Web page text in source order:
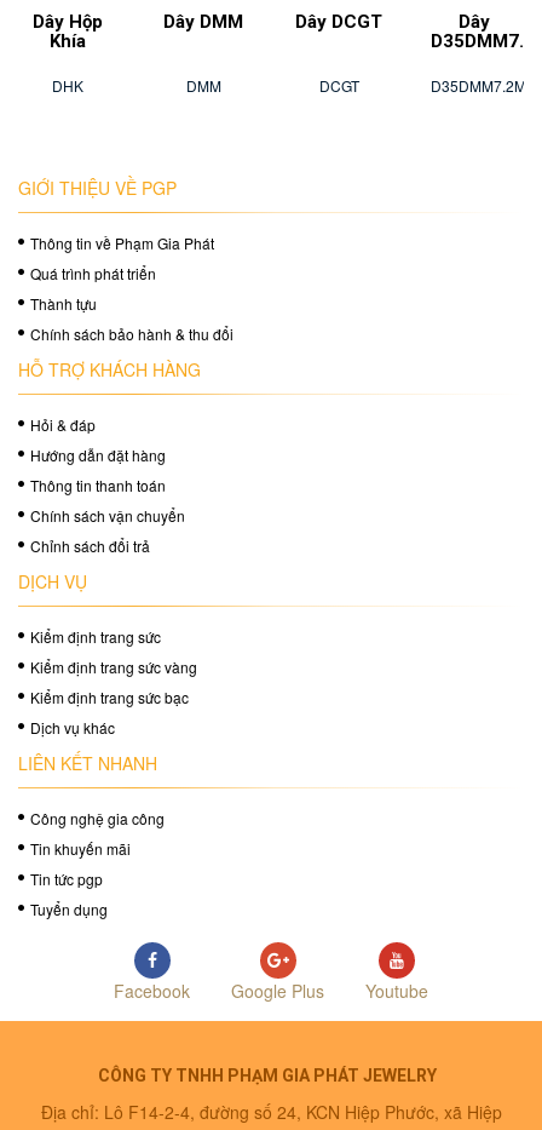
Dây Hộp
Khía
DHK
Dây DMM
DMM
Dây DCGT
DCGT
Dây
D35DMM7.2M
GIỚI THIỆU VỀ PGP
Thông tin về Phạm Gia Phát
Quá trình phát triển
Thành tựu
Chính sách bảo hành & thu đổi
HỖ TRỢ KHÁCH HÀNG
Hỏi & đáp
Hướng dẫn đặt hàng
Thông tin thanh toán
Chính sách vận chuyển
Chỉnh sách đổi trả
DỊCH VỤ
Kiểm định trang sức
Kiểm định trang sức vàng
Kiểm định trang sức bạc
Dịch vụ khác
LIÊN KẾT NHANH
Công nghệ gia công
Tin khuyến mãi
Tin tức pgp
Tuyển dụng
Facebook Google Plus Youtube
CÔNG TY TNHH PHẠM GIA PHÁT JEWELRY
Địa chỉ: Lô F14-2-4, đường số 24, KCN Hiệp Phước, xã Hiệp